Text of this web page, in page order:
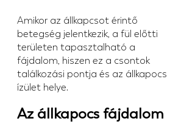
Amikor az állkapcsot érintő
betegség jelentkezik, a fül előtti
területen tapasztalható a
fájdalom, hiszen ez a csontok
találkozási pontja és az állkapocs
ízület helye.
Az állkapocs fájdalom